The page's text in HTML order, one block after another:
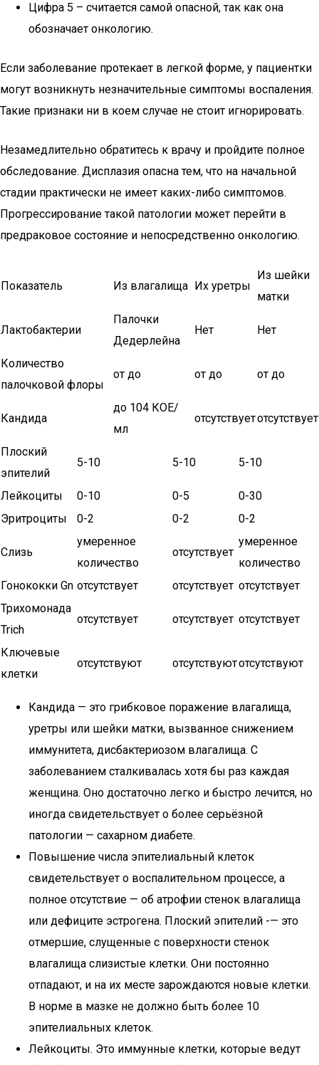
Цифра 5 – считается самой опасной, так как она
обозначает онкологию.
Если заболевание протекает в легкой форме, у пациентки
могут возникнуть незначительные симптомы воспаления.
Такие признаки ни в коем случае не стоит игнорировать.
Незамедлительно обратитесь к врачу и пройдите полное
обследование. Дисплазия опасна тем, что на начальной
стадии практически не имеет каких-либо симптомов.
Прогрессирование такой патологии может перейти в
предраковое состояние и непосредственно онкологию.
Показатель Из влагалища Их уретры
Из шейки
матки
Лактобактерии
Палочки
Дедерлейна
Нет Нет
Количество
палочковой флоры
от до от до от до
Кандида
до 104 КОЕ/
мл
отсутствуетотсутствует
Плоский
эпителий
5-10 5-10 5-10
Лейкоциты 0-10 0-5
0-30
Эритроциты
0-2 0-2 0-2
Слизь
умеренное
количество
отсутствует
умеренное
количество
Гонококки Gn отсутствует отсутствует отсутствует
Трихомонада
Trich
отсутствует отсутствует отсутствует
Ключевые
клетки
отсутствуют отсутствуютотсутствуют
Кандида — это грибковое поражение влагалища,
уретры или шейки матки, вызванное снижением
иммунитета, дисбактериозом влагалища. С
заболеванием сталкивалась хотя бы раз каждая
женщина. Оно достаточно легко и быстро лечится, но
иногда свидетельствует о более серьёзной
патологии — сахарном диабете.
Повышение числа эпителиальный клеток
свидетельствует о воспалительном процессе, а
полное отсутствие — об атрофии стенок влагалища
или дефиците эстрогена. Плоский эпителий -— это
отмершие, слущенные с поверхности стенок
влагалища слизистые клетки. Они постоянно
отпадают, и на их месте зарождаются новые клетки.
В норме в мазке не должно быть более 10
эпителиальных клеток.
Лейкоциты. Это иммунные клетки, которые ведут